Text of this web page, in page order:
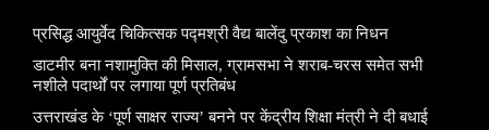
प्रसिद्ध आयुर्वेद चिकित्सक पद्मश्री वैद्य बालेंदु प्रकाश का निधन
डाटमीर बना नशामुक्ति की मिसाल, ग्रामसभा ने शराब-चरस समेत सभी
नशीले पदार्थों पर लगाया पूर्ण प्रतिबंध
उत्तराखंड के ‘पूर्ण साक्षर राज्य’ बनने पर केंद्रीय शिक्षा मंत्री ने दी बधाई